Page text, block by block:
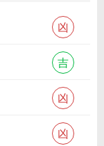
凶
吉
凶
凶